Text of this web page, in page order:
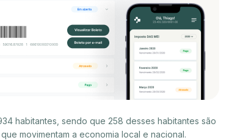
habitantes, sendo que 258 desses habitantes são
movimentam a economia local e nacional.